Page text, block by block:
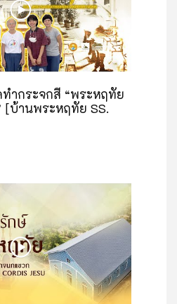
ำกระจกสี “พระหฤทัย
[บ้านพระหฤทัย SS.